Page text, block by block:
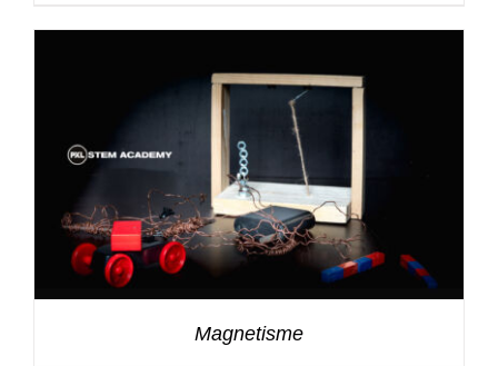
Magnetisme